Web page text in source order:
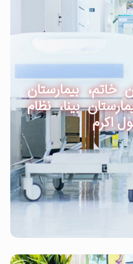
خاتم، بیمارستان
بینا، نظام
اکرم